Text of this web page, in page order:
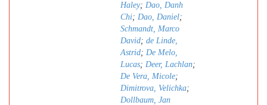
Haley; Dao, Danh
Chi; Dao, Daniel;
Schmandt, Marco
David; de Linde,
Astrid; De Melo,
Lucas; Deer, Lachlan;
De Vera, Micole;
Dimitrova, Velichka;
Dollbaum, Jan